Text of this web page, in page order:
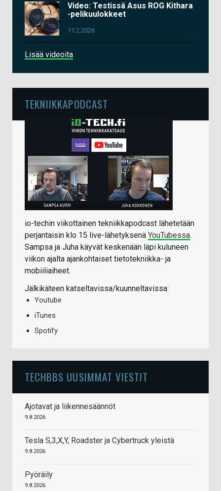
Video: Testissä Asus ROG Kithara
-pelikuulokkeet
11.2.2026
Lisää videoita
TEKNIIKKAPODCAST
io-techin viikottainen tekniikkapodcast lähetetään
perjantaisin klo 15 live-lähetyksenä YouTubessa.
Sampsa ja Juha käyvät keskenään läpi kuluneen
viikon ajalta ajankohtaiset tietotekniikka- ja
mobiiliaiheet.
Jälkikäteen katseltavissa/kuunneltavissa:
Youtube
iTunes
Spotify
TECHBBS UUSIMMAT VIESTIT
Ajotavat ja liikennesäännöt
9.8.2026
Tesla S,3,X,Y, Roadster ja Cybertruck yleistä
9.8.2026
Pyöräily
9.8.2026